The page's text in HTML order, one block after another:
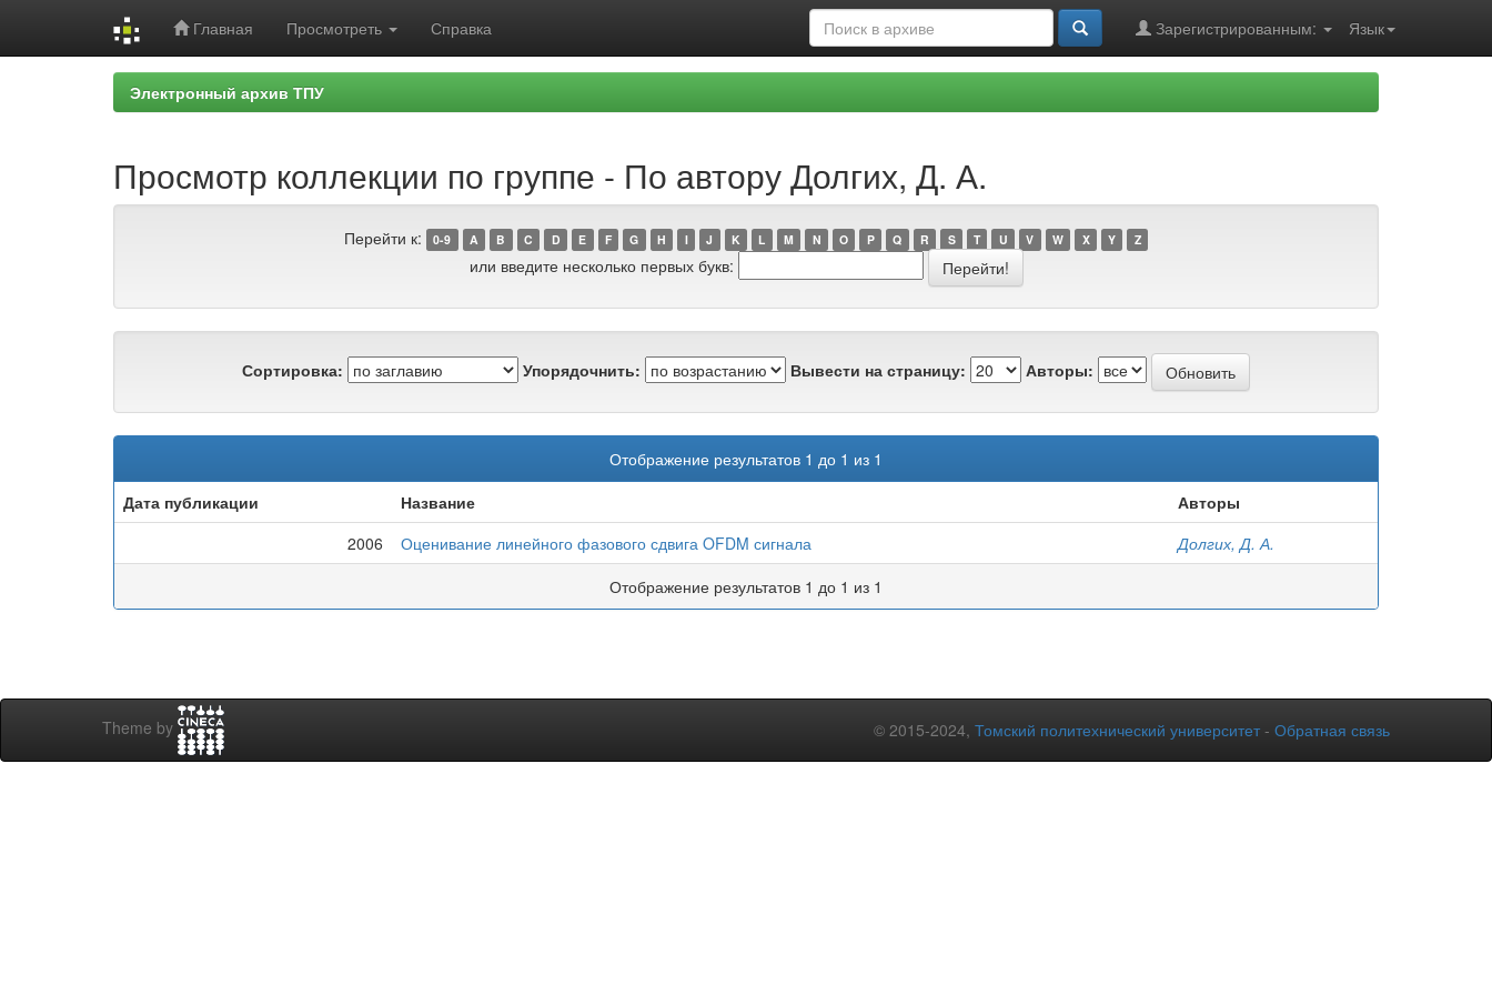
Главная Просмотреть Справка Язык
Зарегистрированным:
Электронный архив ТПУ
Просмотр коллекции по группе - По автору Долгих, Д. А.
Перейти к: 0-9 A B C D E F G H I J K L M N O P Q R S T U V W X Y Z
или введите несколько первых букв:
Сортировка: Упорядочнить: Вывести на страницу: Авторы:
Отображение результатов 1 до 1 из 1
Дата публикации
Название
Авторы
2006
Оценивание линейного фазового сдвига OFDM сигнала
Долгих, Д. А.
Отображение результатов 1 до 1 из 1
Theme by © 2015-2024, Томский политехнический университет - Обратная связь